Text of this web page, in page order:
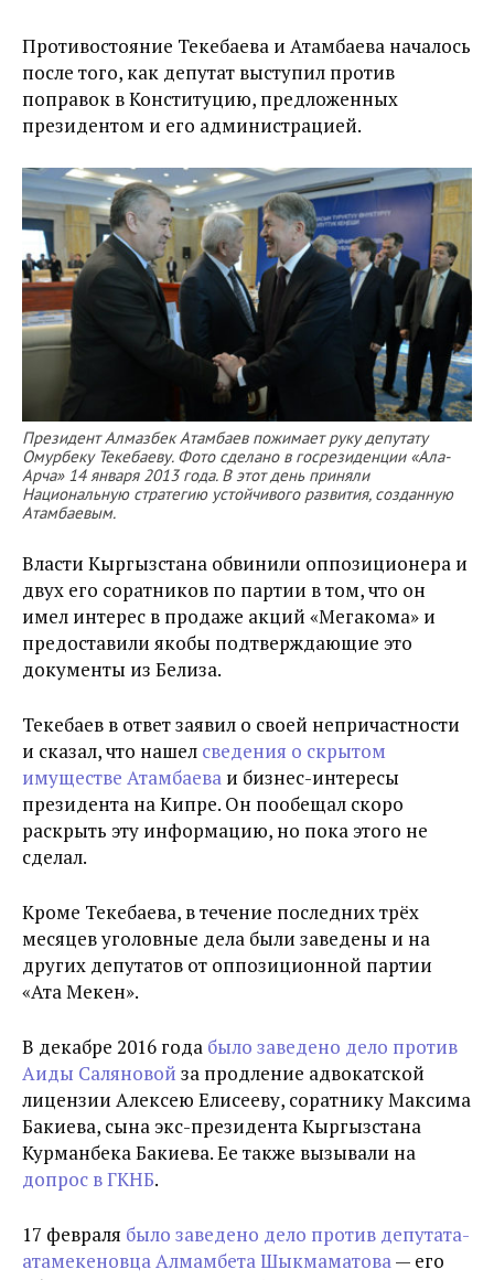
Противостояние Текебаева и Атамбаева началось
после того, как депутат выступил против
поправок в Конституцию, предложенных
президентом и его администрацией.
Президент Алмазбек Атамбаев пожимает руку депутату
Омурбеку Текебаеву. Фото сделано в госрезиденции «Ала-
Арча» 14 января 2013 года. В этот день приняли
Национальную стратегию устойчивого развития, созданную
Атамбаевым.
Власти Кыргызстана обвинили оппозиционера и
двух его соратников по партии в том, что он
имел интерес в продаже акций «Мегакома» и
предоставили якобы подтверждающие это
документы из Белиза.
Текебаев в ответ заявил о своей непричастности
и сказал, что нашел сведения о скрытом
имуществе Атамбаева и бизнес-интересы
президента на Кипре. Он пообещал скоро
раскрыть эту информацию, но пока этого не
сделал.
Кроме Текебаева, в течение последних трёх
месяцев уголовные дела были заведены и на
других депутатов от оппозиционной партии
«Ата Мекен».
В декабре 2016 года было заведено дело против
Аиды Саляновой за продление адвокатской
лицензии Алексею Елисееву, соратнику Максима
Бакиева, сына экс-президента Кыргызстана
Курманбека Бакиева. Ее также вызывали на
допрос в ГКНБ.
17 февраля было заведено дело против депутата-
атамекеновца Алмамбета Шыкмаматова— его